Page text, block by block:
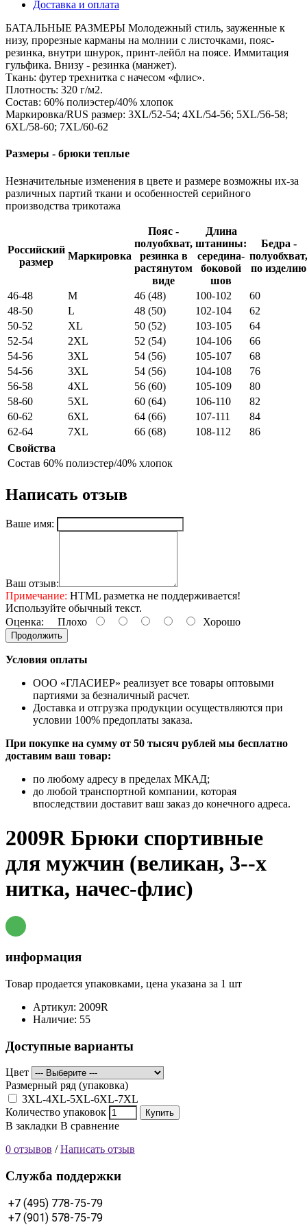
Доставка и оплата
БАТАЛЬНЫЕ РАЗМЕРЫ Молодежный стиль, зауженные к
низу, прорезные карманы на молнии с листочками, пояс-
резинка, внутри шнурок, принт-лейбл на поясе. Иммитация
гульфика. Внизу - резинка (манжет).
Ткань: футер трехнитка с начесом «флис».
Плотность: 320 г/м2.
Состав: 60% полиэстер/40% хлопок
Маркировка/RUS размер: 3XL/52-54; 4XL/54-56; 5XL/56-58;
6XL/58-60; 7XL/60-62
Размеры - брюки теплые
Незначительные изменения в цвете и размере возможны их-за
различных партий ткани и особенностей серийного
производства трикотажа
Российский
размер
Маркировка
Пояс -
полуобхват,
резинка в
растянутом
виде
Длина
штанины:
середина-
боковой
шов
Бедра -
полуобхват,
по изделию
46-48 M 46 (48) 100-102
60
48-50
L 48 (50) 102-104
62
50-52
XL 50 (52) 103-105
64
52-54
2XL 52 (54) 104-106
66
54-56
3XL 54 (56) 105-107
68
54-56
3XL 54 (56) 104-108
76
56-58
4XL 56 (60) 105-109
80
58-60
5XL 60 (64) 106-110
82
60-62
6XL 64 (66) 107-111
84
62-64
7XL 66 (68) 108-112
86
Свойства
Состав 60% полиэстер/40% хлопок
Написать отзыв
Ваше имя:
Ваш отзыв:
Примечание: HTML разметка не поддерживается!
Используйте обычный текст.
Оценка: Плохо Хорошо
Продолжить
Условия оплаты
ООО «ГЛАСИЕР» реализует все товары оптовыми
партиями за безналичный расчет.
Доставка и отгрузка продукции осуществляются при
условии 100% предоплаты заказа.
При покупке на сумму от 50 тысяч рублей мы бесплатно
доставим ваш товар:
по любому адресу в пределах МКАД;
до любой транспортной компании, которая
впоследствии доставит ваш заказ до конечного адреса.
2009R Брюки спортивные
для мужчин (великан, 3--х
нитка, начес-флис)
информация
Товар продается упаковками, цена указана за 1 шт
Артикул: 2009R
Наличие: 55
Доступные варианты
Цвет
Размерный ряд (упаковка)
3XL-4XL-5XL-6XL-7XL
Количество упаковок
Купить
В закладки В сравнение
0 отзывов /Написать отзыв
Cлужба поддержки
+7 (495) 778-75-79
+7 (901) 578-75-79